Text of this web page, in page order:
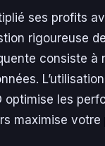
ses profits
rigoureuse
consiste à
optimise les
maximise votre